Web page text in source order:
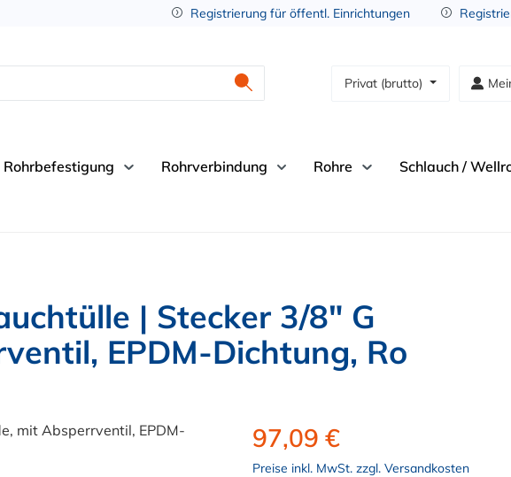
Registrierung für öffentl. Einrichtungen
Privat (brutto)
Rohrbefestigung Rohrverbindung Rohre Schlauch /
| Stecker 3/8" G
EPDM-Dichtung, Ro
97,09 €
Preise inkl. MwSt. zzgl. Versandkosten